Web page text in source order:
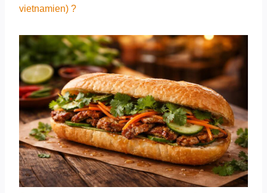
vietnamien) ?